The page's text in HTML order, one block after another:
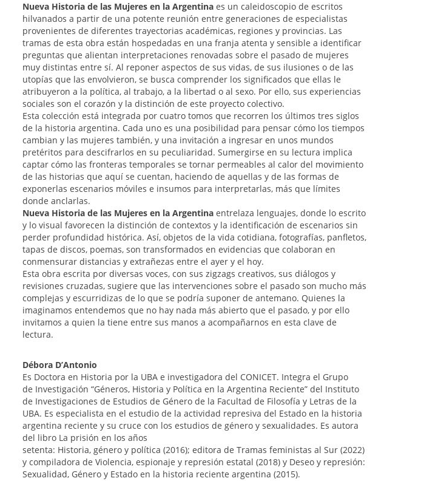
Nueva Historia de las Mujeres en la Argentina es un caleidoscopio de escritos
hilvanados a partir de una potente reunión entre generaciones de especialistas
provenientes de diferentes trayectorias académicas, regiones y provincias. Las
tramas de esta obra están hospedadas en una franja atenta y sensible a identificar
preguntas que alientan interpretaciones renovadas sobre el pasado de mujeres
muy distintas entre sí. Al reponer aspectos de sus vidas, de sus ilusiones o de las
utopías que las envolvieron, se busca comprender los significados que ellas le
atribuyeron a la política, al trabajo, a la libertad o al sexo. Por ello, sus experiencias
sociales son el corazón y la distinción de este proyecto colectivo.
Esta colección está integrada por cuatro tomos que recorren los últimos tres siglos
de la historia argentina. Cada uno es una posibilidad para pensar cómo los tiempos
cambian y las mujeres también, y una invitación a ingresar en unos mundos
pretéritos para descifrarlos en su peculiaridad. Sumergirse en su lectura implica
captar cómo las fronteras temporales se tornar permeables al calor del movimiento
de las historias que aquí se cuentan, haciendo de aquellas y de las formas de
exponerlas escenarios móviles e insumos para interpretarlas, más que límites
donde anclarlas.
Nueva Historia de las Mujeres en la Argentina entrelaza lenguajes, donde lo escrito
y lo visual favorecen la distinción de contextos y la identificación de escenarios sin
perder profundidad histórica. Así, objetos de la vida cotidiana, fotografías, panfletos,
tapas de discos, poemas, son transformados en evidencias que colaboran en
conmensurar distancias y extrañezas entre el ayer y el hoy.
Esta obra escrita por diversas voces, con sus zigzags creativos, sus diálogos y
revisiones cruzadas, sugiere que las intervenciones sobre el pasado son mucho más
complejas y escurridizas de lo que se podría suponer de antemano. Quienes la
imaginamos entendemos que no hay nada más abierto que el pasado, y por ello
invitamos a quien la tiene entre sus manos a acompañarnos en esta clave de
lectura.
Débora D’Antonio
Es Doctora en Historia por la UBA e investigadora del CONICET. Integra el Grupo
de Investigación “Géneros, Historia y Política en la Argentina Reciente” del Instituto
de Investigaciones de Estudios de Género de la Facultad de Filosofía y Letras de la
UBA. Es especialista en el estudio de la actividad represiva del Estado en la historia
argentina reciente y su cruce con los estudios de género y sexualidades. Es autora
del libro La prisión en los años
setenta: Historia, género y política (2016); editora de Tramas feministas al Sur (2022)
y compiladora de Violencia, espionaje y represión estatal (2018) y Deseo y represión:
Sexualidad, Género y Estado en la historia reciente argentina (2015).